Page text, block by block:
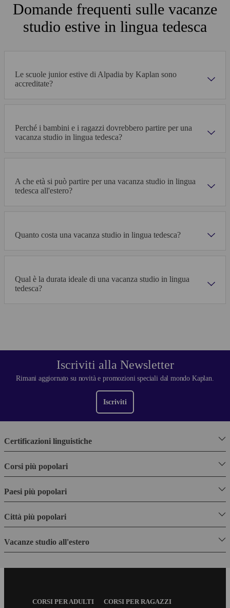
Domande frequenti sulle vacanze
studio estive in lingua tedesca
Le scuole junior estive di Alpadia by Kaplan sono
accreditate?
Perché i bambini e i ragazzi dovrebbero partire per una
vacanza studio in lingua tedesca?
A che età si può partire per una vacanza studio in lingua
tedesca all'estero?
Quanto costa una vacanza studio in lingua tedesca?
Qual è la durata ideale di una vacanza studio in lingua
tedesca?
Iscriviti alla Newsletter
Rimani aggiornato su novità e promozioni speciali dal mondo Kaplan.
Iscriviti
Certificazioni linguistiche
Corsi più popolari
Paesi più popolari
Città più popolari
Vacanze studio all'estero
FooterCORSI PER ADULTI
CORSI PER RAGAZZI